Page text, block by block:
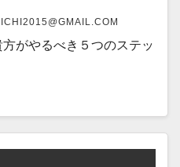
がやるべき５つのステッ